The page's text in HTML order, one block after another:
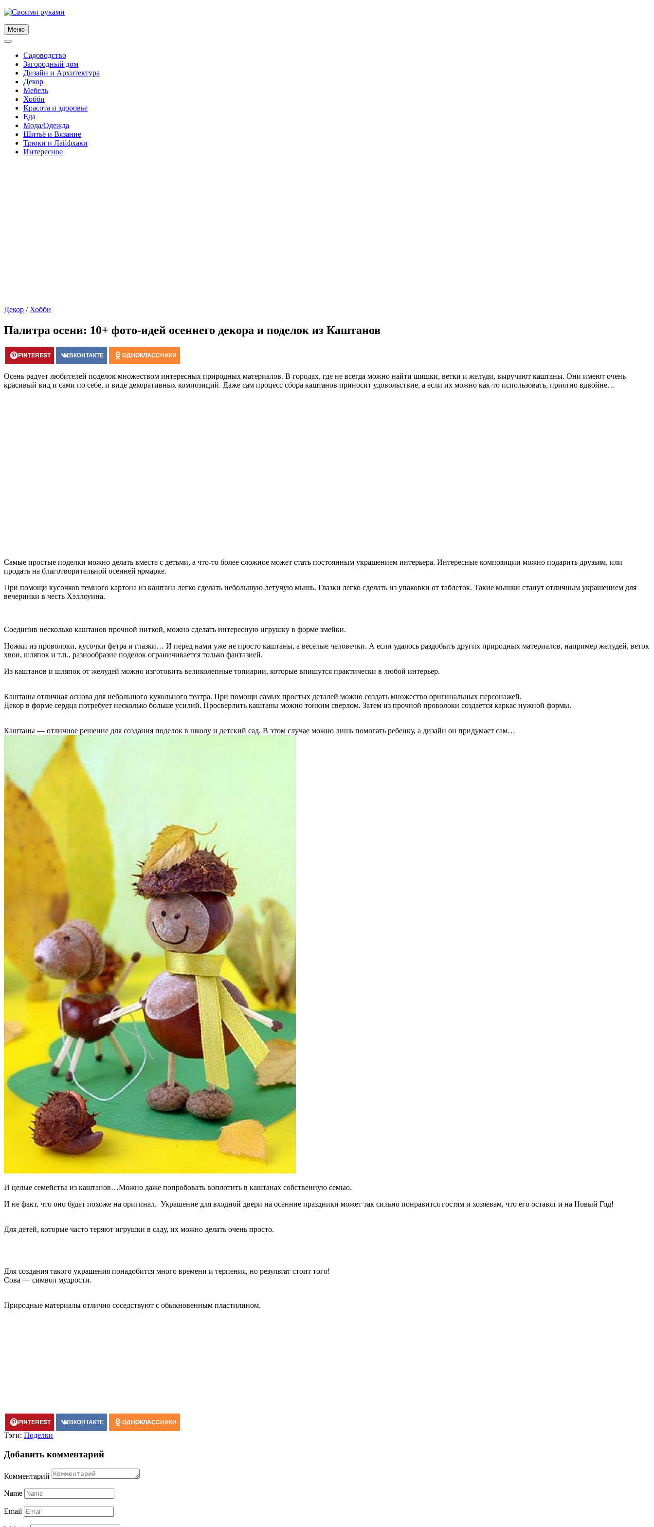
Skip
content
Меню
Садоводство
Загородный дом
Дизайн и Архитектура
Декор
Мебель
Хобби
Красота и здоровье
Еда
Мода/Одежда
Шитьё и Вязание
Трюки и Лайфхаки
Интересное
Декор / Хобби
Палитра осени: 10+ фото-идей осеннего декора и поделок из Каштанов
PINTEREST ВКОНТАКТЕ ОДНОКЛАССНИКИ
Осень радует любителей поделок множеством интересных природных материалов. В городах, где не всегда можно найти шишки, ветки и желуди, выручают каштаны. Они имеют очень
красивый вид и сами по себе, и виде декоративных композиций. Даже сам процесс сбора каштанов приносит удовольствие, а если их можно как-то использовать, приятно вдвойне…
Самые простые поделки можно делать вместе с детьми, а что-то более сложное может стать постоянным украшением интерьера. Интересные композиции можно подарить друзьям, или
продать на благотворительной осенней ярмарке.
При помощи кусочков темного картона из каштана легко сделать небольшую летучую мышь. Глазки легко сделать из упаковки от таблеток. Такие мышки станут отличным украшением для
вечеринки в честь Хэллоуина.
Соединив несколько каштанов прочной ниткой, можно сделать интересную игрушку в форме змейки.
Ножки из проволоки, кусочки фетра и глазки… И перед нами уже не просто каштаны, а веселые человечки. А если удалось раздобыть других природных материалов, например желудей, веток
хвои, шляпок и т.п., разнообразие поделок ограничивается только фантазией.
Из каштанов и шляпок от желудей можно изготовить великолепные топиарии, которые впишутся практически в любой интерьер.
Каштаны отличная основа для небольшого кукольного театра. При помощи самых простых деталей можно создать множество оригинальных персонажей.
Декор в форме сердца потребует несколько больше усилий. Просверлить каштаны можно тонким сверлом. Затем из прочной проволоки создается каркас нужной формы.
Каштаны — отличное решение для создания поделок в школу и детский сад. В этом случае можно лишь помогать ребенку, а дизайн он придумает сам…
И целые семейства из каштанов…Можно даже попробовать воплотить в каштанах собственную семью.
И не факт, что оно будет похоже на оригинал. Украшение для входной двери на осенние праздники может так сильно понравится гостям и хозяевам, что его оставят и на Новый Год!
Для детей, которые часто теряют игрушки в саду, их можно делать очень просто.
Для создания такого украшения понадобится много времени и терпения, но результат стоит того!
Сова — символ мудрости.
Природные материалы отлично соседствуют с обыкновенным пластилином.
PINTEREST ВКОНТАКТЕ ОДНОКЛАССНИКИ
Тэги: Поделки
Добавить комментарий
Комментарий
Name
Email